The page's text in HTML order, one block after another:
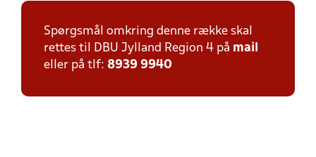
Spørgsmål omkring denne række skal
rettes til DBU Jylland Region 4 på mail
eller på tlf: 8939 9940